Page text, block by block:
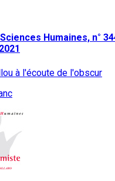
Humaines, n°
à l'écoute de l'obscur